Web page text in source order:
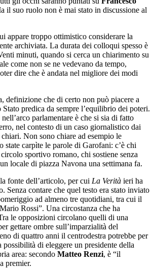
il suo ruolo non è mai stato in discussione al
appare troppo ottimistico considerare la
archiviata. La durata dei colloqui spesso è
minuti, quando si cerca un chiarimento su
come non se ne vedevano da tempo,
dire che è andata nel migliore dei modi
definizione che di certo non può piacere a
predica da sempre l’equilibrio dei poteri.
parlamentare è che si sia di fatto
nel contesto di un caso giornalistico dai
Non sono chiare ad esempio le
state carpìte le parole di Garofani: c’è chi
sportivo romano, chi sostiene senza
locale di piazza Navona una settimana fa.
fonte dell’articolo, per cui La Verità ieri ha
Senza contare che quel testo era stato inviato
ad almeno tre quotidiani, tra cui il
Rossi”. Una circostanza che ha
le opposizioni circolano quelli di una
gettare ombre sull’imparzialità del
di quattro anni il centrodestra potrebbe per
di eleggere un presidente della
area: secondo Matteo Renzi, è “il
premier.